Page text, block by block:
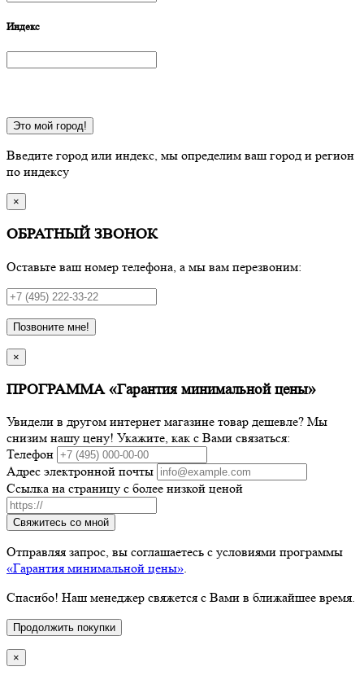
Индекс
Это мой город!
Введите город или индекс, мы определим ваш город и регион
по индексу
×
ОБРАТНЫЙ ЗВОНОК
Оставьте ваш номер телефона, а мы вам перезвоним:
Позвоните мне!
×
ПРОГРАММА «Гарантия минимальной цены»
Увидели в другом интернет магазине товар дешевле? Мы
снизим нашу цену! Укажите, как с Вами связаться:
Телефон
Адрес электронной почты
Ссылка на страницу с более низкой ценой
Свяжитесь со мной
Отправляя запрос, вы соглашаетесь с условиями программы
«Гарантия минимальной цены».
Спасибо! Наш менеджер свяжется с Вами в ближайшее время.
Продолжить покупки
×